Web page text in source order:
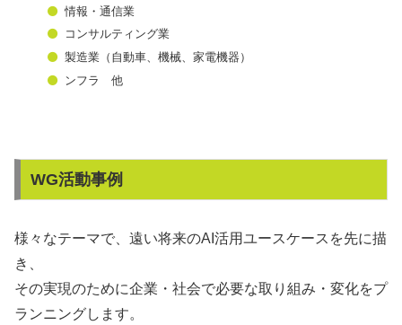
情報・通信業
コンサルティング業
製造業（自動車、機械、家電機器）
ンフラ 他
WG活動事例
様々なテーマで、遠い将来のAI活用ユースケースを先に描
き、
その実現のために企業・社会で必要な取り組み・変化をプ
ランニングします。